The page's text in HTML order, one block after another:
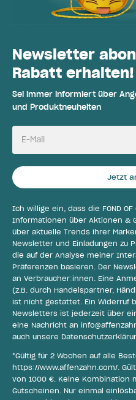
Newsletter
Rabatt erhalten!
Sei immer informiert über
und Produktneuheiten
E-Mail
Jetzt
Ich willige ein, dass die FOND OF
Informationen über Aktionen &
über aktuelle Trends ihrer
Newsletter und Einladungen zu
die auf der Analyse meiner
Präferenzen basieren. Der
an Verbraucher:innen. Eine
(z.B. durch Handelspartner,
ist nicht gestattet. Ein Widerruf
Newsletters ist jederzeit über
eine Nachricht an
auch unsere
*Gültig für 2 Wochen auf alle
https://www.affenzahn.com/.
von 1000 €. Keine Kombination
Gutscheinen. Nur einmal